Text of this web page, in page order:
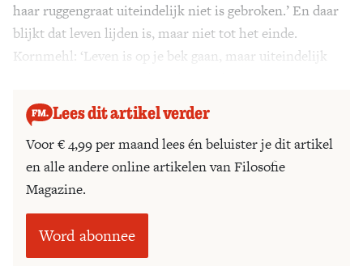
haar ruggengraat uiteindelijk niet is gebroken.’ En daar
blijkt dat leven lijden is, maar niet tot het einde.
Kornmehl: ‘Leven is op je bek gaan, maar uiteindelijk
Lees dit artikel verder
Voor € 4,99 per maand lees én beluister je dit artikel
en alle andere online artikelen van Filosofie
Magazine.
Word abonnee